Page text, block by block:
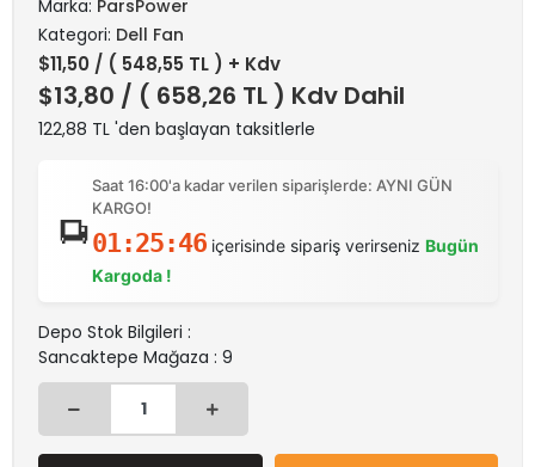
Marka: ParsPower
Kategori: Dell Fan
$11,50 / ( 548,55 TL ) + Kdv
$13,80 / ( 658,26 TL ) Kdv Dahil
122,88 TL 'den başlayan taksitlerle
Saat 16:00'a kadar verilen siparişlerde: AYNI GÜN
KARGO!
01:25:46içerisinde sipariş verirseniz Bugün
Kargoda !
Depo Stok Bilgileri :
Sancaktepe Mağaza : 9